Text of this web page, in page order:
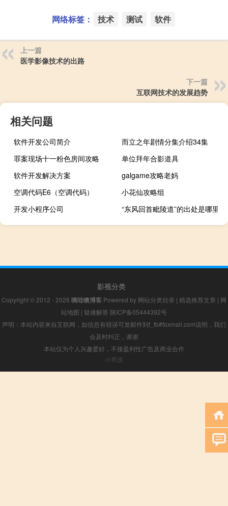
网络标签： 技术 测试 软件
上一篇
医学影像技术的出路
下一篇
互联网技术的发展趋势
相关问题
软件开发公司简介
而立之年剧情分集介绍34集
罪案现场十一粉色房间攻略
单位拜年合影道具
软件开发解决方案
galgame攻略老妈
空调代码E6（空调代码）
小花仙攻略组
开发小程序公司
“东风回首毗陵道”的出处是哪里
影视分类
Copyright © 2012 - 2026 咦哇噢博客 Powered by 网站分类目录 | 精选推荐文章 | 网
站地图 | 疑难解答 陕ICP备05444392号
声明：本站内容来自互联网，如信息有错误可发邮件到f_fb#foxmail.com说明，我们
会及时纠正，谢谢
本站仅为个人兴趣爱好，不接盈利性广告及商业合作
小男孩